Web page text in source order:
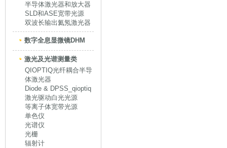
半导体激光器和放大器
SLD和ASE宽带光源
双波长输出氦氖激光器
数字全息显微镜DHM
激光及光谱测量类
QIOPTIQ光纤耦合半导
体激光器
Diode & DPSS_qioptiq
激光驱动白光光源
等离子体宽带光源
单色仪
光谱仪
光栅
辐射计